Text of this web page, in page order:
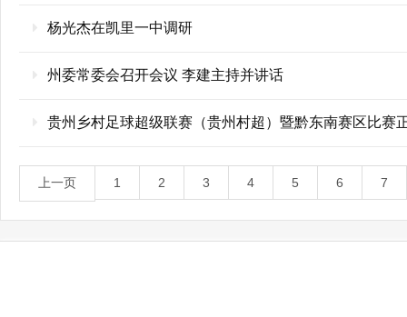
杨光杰在凯里一中调研
州委常委会召开会议 李建主持并讲话
贵州乡村足球超级联赛（贵州村超）暨黔东南赛区比赛
上一页 1 2 3 4 5 6 7